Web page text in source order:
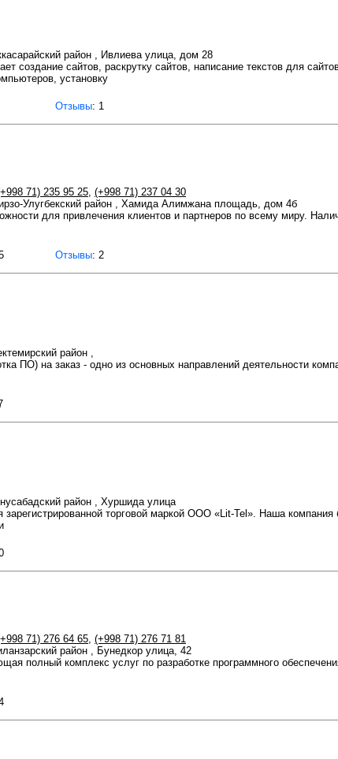
район , Ивлиева улица, дом 28
создание сайтов, раскрутку сайтов, написание текстов для
установку
Отзывы: 1
71) 235 95 25, (+998 71) 237 04 30
Улугбекский район , Хамида Алимжана площадь, дом 4б
для привлечения клиентов и партнеров по всему миру.
Отзывы: 2
район ,
ПО) на заказ - одно из основных направлений деятельности
район , Хуршида улица
торговой маркой ООО «Lit-Tel». Наша компания
71) 276 64 65, (+998 71) 276 71 81
район , Бунедкор улица, 42
полный комплекс услуг по разработке программного